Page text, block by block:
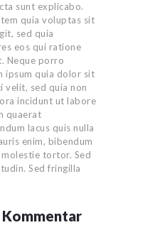
sunt explicabo.
quia voluptas sit
sed quia
eos qui ratione
Neque porro
ipsum quia dolor sit
velit, sed quia non
incidunt ut labore
quaerat
lacus quis nulla
enim, bibendum
tortor. Sed
Sed fringilla